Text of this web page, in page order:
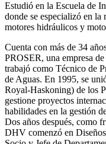
Estudió en la Escuela de
donde se especializó en la
motores hidráulicos y
Cuenta con más de 34
PROSER, una empresa
trabajó como Técnico de
de Aguas. En 1995, se
Royal-Haskoning) de los
gestione proyectos
habilidades en la gestión
Dos años después, como
DHV comenzó en